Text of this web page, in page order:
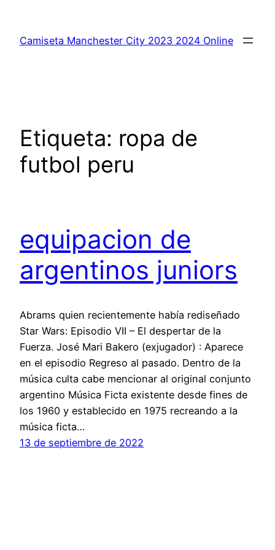
contenido
Camiseta Manchester City 2023 2024 Online
Etiqueta: ropa de
futbol peru
equipacion de
argentinos juniors
Abrams quien recientemente había rediseñado
Star Wars: Episodio VII – El despertar de la
Fuerza. José Mari Bakero (exjugador) : Aparece
en el episodio Regreso al pasado. Dentro de la
música culta cabe mencionar al original conjunto
argentino Música Ficta existente desde fines de
los 1960 y establecido en 1975 recreando a la
música ficta…
13 de septiembre de 2022